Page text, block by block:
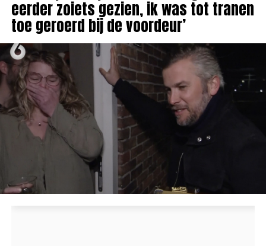
eerder zoiets gezien, ik was tot tranen
toe geroerd bij de voordeur’